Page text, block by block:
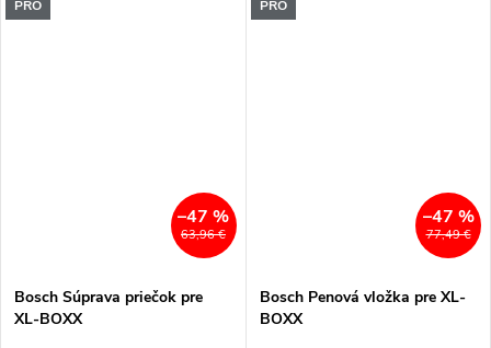
PRO
63,96 €
–47 %
Bosch Súprava priečok pre
XL-BOXX
PRO
77,49 €
–47 %
Bosch Penová vložka pre XL-
BOXX